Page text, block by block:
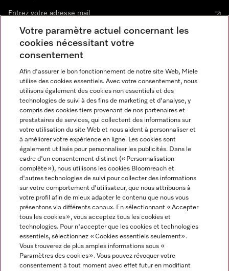
Contact contact@miele-support.be
Langue
FRANÇAIS
Informations légales
CGV
Miele sur Facebook
Miele sur Youtube
Miele sur Instagram
Miele sur Pinterest
Votre paramètre actuel concernant les
cookies nécessitant votre
consentement
Afin d'assurer le bon fonctionnement de notre site Web, Miele
utilise des cookies essentiels. Avec votre consentement, nous
utilisons également des cookies non essentiels et des
technologies de suivi à des fins de marketing et d'analyse, y
compris des cookies tiers provenant de nos partenaires et
prestataires de services, qui collectent des informations sur
votre utilisation du site Web et nous aident à personnaliser et
à améliorer votre expérience en ligne. Les cookies sont
également utilisés pour personnaliser les publicités. Dans le
cadre d'un consentement distinct (« Personnalisation
complète »), nous utilisons les cookies Bloomreach et
d'autres technologies de suivi pour collecter des informations
sur votre comportement d'utilisateur, que nous attribuons à
votre profil afin de mieux adapter le contenu que nous vous
présentons via différents canaux. En sélectionnant « Accepter
tous les cookies », vous acceptez tous les cookies et
technologies. Pour n'accepter que les cookies et technologies
essentiels, sélectionnez « Cookies essentiels seulement».
Vous trouverez de plus amples informations sous «
Paramètres des cookies ». Vous pouvez révoquer votre
consentement à tout moment avec effet futur en modifiant